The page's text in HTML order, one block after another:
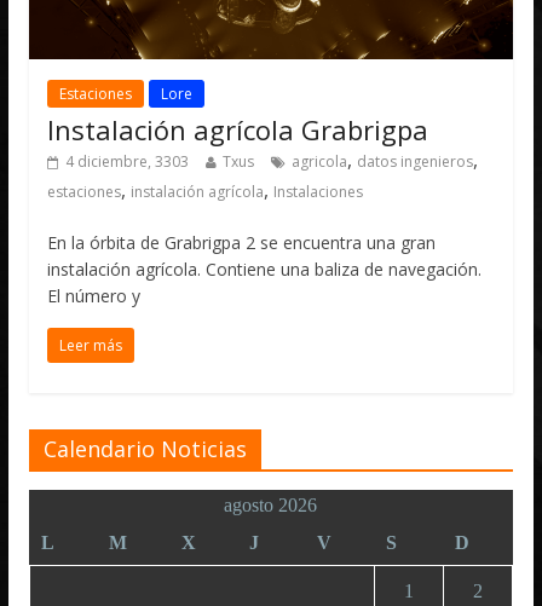
Estaciones Lore
Instalación agrícola Grabrigpa
4 diciembre, 3303 Txus agricola, datos ingenieros,
estaciones, instalación agrícola, Instalaciones
En la órbita de Grabrigpa 2 se encuentra una gran
instalación agrícola. Contiene una baliza de navegación.
El número y
Leer más
Calendario Noticias
agosto 2026
L
M X J V S D
1 2